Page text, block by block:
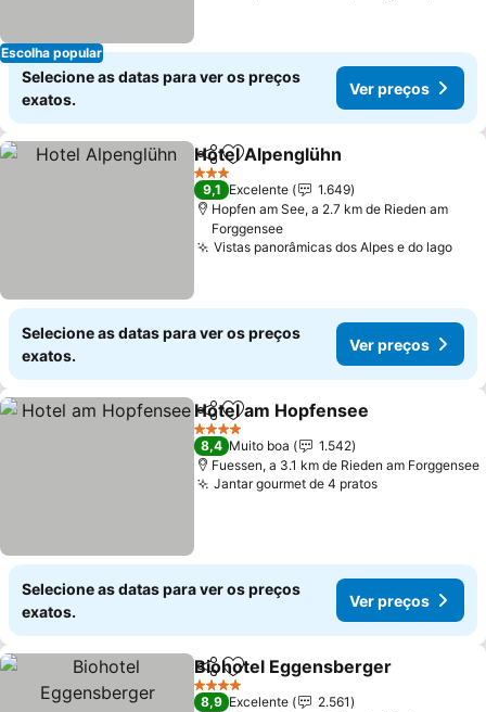
Escolha popular
Selecione as datas para ver os preços
exatos.
Ver preços
PartilharAdicionar aos favoritos
Hotel Alpenglühn
3 Estrelas
9,1 Excelente
1.649
Hopfen am See, a 2.7 km de Rieden am
Forggensee
Vistas panorâmicas dos Alpes e do lago
Selecione as datas para ver os preços
exatos.
Ver preços
PartilharAdicionar aos favoritos
Hotel am Hopfensee
4 Estrelas
8,4 Muito boa
1.542
Fuessen, a 3.1 km de Rieden am Forggensee
Jantar gourmet de 4 pratos
Selecione as datas para ver os preços
exatos.
Ver preços
PartilharAdicionar aos favoritos
Biohotel Eggensberger
4 Estrelas
8,9 Excelente
2.561